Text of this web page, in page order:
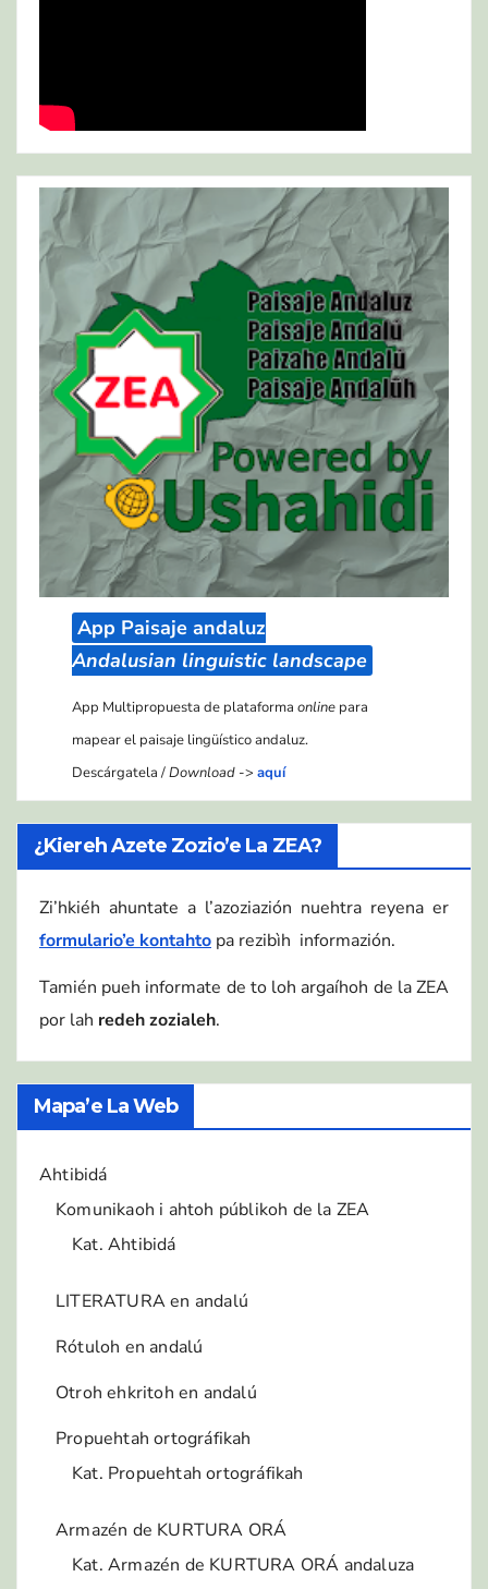
App Paisaje andaluz
Andalusian linguistic landscape
App Multipropuesta de plataformaonline para
mapear el paisaje lingüístico andaluz.
Descárgatela /Download ->aquí
¿Kiereh Azete Zozio’e La ZEA?
Zi’hkiéh ahuntate a l’azoziazión nuehtra reyena er
formulario’e kontahto pa rezibìh informazión.
Tamién pueh informate de to loh argaíhoh de la ZEA
por lah redeh zozialeh.
Mapa’e La Web
Ahtibidá
Komunikaoh i ahtoh públikoh de la ZEA
Kat. Ahtibidá
LITERATURA en andalú
Rótuloh en andalú
Otroh ehkritoh en andalú
Propuehtah ortográfikah
Kat. Propuehtah ortográfikah
Armazén de KURTURA ORÁ
Kat. Armazén de KURTURA ORÁ andaluza